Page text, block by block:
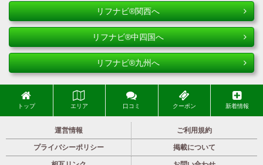
リフナビ®関西へ
リフナビ®中四国へ
リフナビ®九州へ
トップ エリア 口コミ クーポン 新着情報
運営情報 ご利用規約
プライバシーポリシー 掲載について